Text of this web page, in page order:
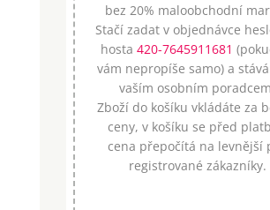
bez 20% maloobchodní
Stačí zadat v objednávce
hosta420-7645911681
vám nepropíše samo) a
vaším osobním
Zboží do košíku vkládáte za
ceny, v košíku se před
cena přepočítá na levnější
registrované zákazníky.